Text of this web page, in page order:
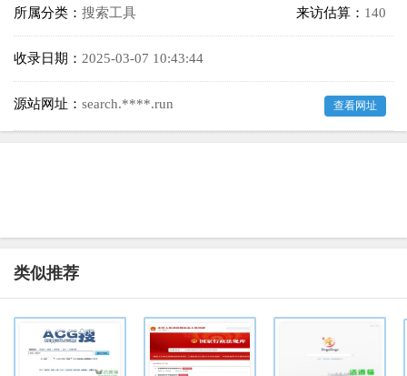
所属分类： 搜索工具 来访估算： 140
收录日期： 2025-03-07 10:43:44
源站网址： search.****.run 查看网址
类似推荐